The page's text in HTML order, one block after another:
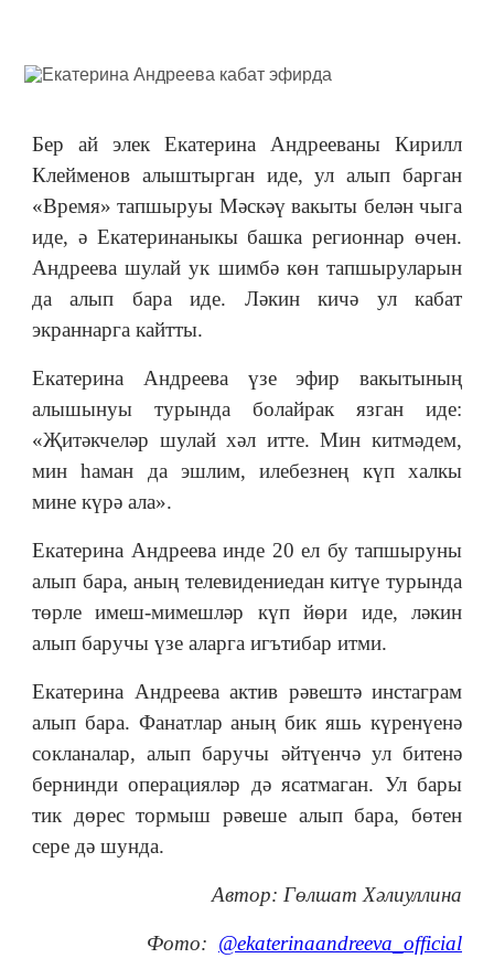
Бер ай элек Екатерина Андрееваны Кирилл
Клейменов алыштырган иде, ул алып барган
«Время» тапшыруы Мәскәү вакыты белән чыга
иде, ә Екатеринаныкы башка регионнар өчен.
Андреева шулай ук шимбә көн тапшыруларын
да алып бара иде. Ләкин кичә ул кабат
экраннарга кайтты.
Екатерина Андреева үзе эфир вакытының
алышынуы турында болайрак язган иде:
«Җитәкчеләр шулай хәл итте. Мин китмәдем,
мин һаман да эшлим, илебезнең күп халкы
мине күрә ала».
Екатерина Андреева инде 20 ел бу тапшыруны
алып бара, аның телевидениедан китүе турында
төрле имеш-мимешләр күп йөри иде, ләкин
алып баручы үзе аларга игътибар итми.
Екатерина Андреева актив рәвештә инстаграм
алып бара. Фанатлар аның бик яшь күренүенә
сокланалар, алып баручы әйтүенчә ул битенә
бернинди операцияләр дә ясатмаган. Ул бары
тик дөрес тормыш рәвеше алып бара, бөтен
сере дә шунда.
Автор: Гөлшат Хәлиуллина
Фото: @ekaterinaandreeva_official